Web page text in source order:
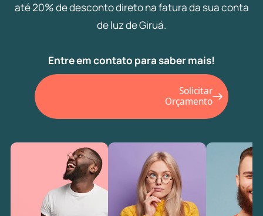
até 20% de desconto direto na fatura da sua conta
de luz de Giruá.
Entre em contato para saber mais!
Solicitar
Orçamento